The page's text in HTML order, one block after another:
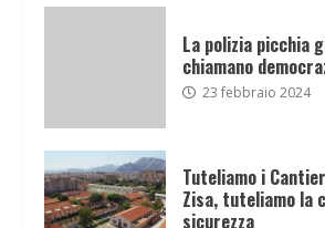
La polizia picchia
chiamano
23 febbraio 2024
Tuteliamo i
Zisa, tuteliamo la
sicurezza